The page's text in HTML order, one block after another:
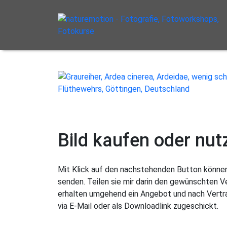
Bild kaufen oder
Mit Klick auf den nachstehenden Button
senden. Teilen sie mir darin den gewünschten
erhalten umgehend ein Angebot und nach
via E-Mail oder als Downloadlink zugeschickt.